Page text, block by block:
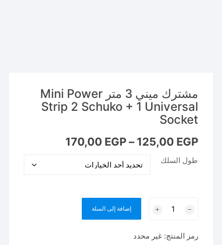
مشترك ميني 3 متر Mini Power
Strip 2 Schuko + 1 Universal
Socket
125,00 EGP
–
170,00 EGP
طول السلك
3
إضافة إلى السلة
رمز المنتج:غير محدد